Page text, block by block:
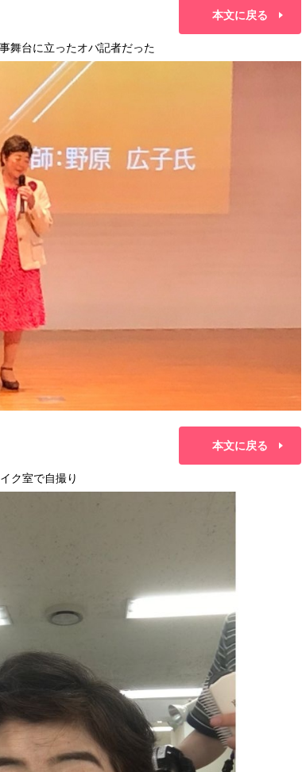
本文に戻る
舞台に立ったオバ記者だった
本文に戻る
ク室で自撮り